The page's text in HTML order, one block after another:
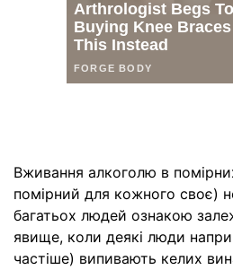
Вживання алкоголю в
помірний для кожного своє)
багатьох людей ознакою
явище, коли деякі люди
частіше) випивають келих